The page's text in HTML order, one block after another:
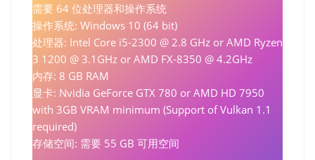
需要 64 位处理器和操作系统
操作系统: Windows 10 (64 bit)
处理器: Intel Core i5-2300 @ 2.8 GHz or AMD Ryzen
3 1200 @ 3.1GHz or AMD FX-8350 @ 4.2GHz
内存: 8 GB RAM
显卡: Nvidia GeForce GTX 780 or AMD HD 7950
with 3GB VRAM minimum (Support of Vulkan 1.1
required)
存储空间: 需要 55 GB 可用空间